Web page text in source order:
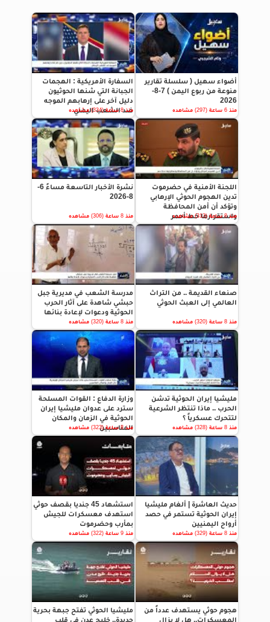
أضواء سهيل ( سلسلة تقارير
منوعة من ربوع اليمن ) 7-8-
2026
منذ 6 ساعة (297) مشاهده
السفارة الأمريكية : الهجمات
الجبانة التي شنها الحوثيون
دليل آخر على إرهابهم الموجه
ضد الشعب اليمني
منذ 8 ساعة (334) مشاهده
اللجنة الأمنية في حضرموت
تدين الهجوم الحوثي الإرهابي
وتؤكد أن أمن المحافظة
واستقرارها خط أحمر
منذ 8 ساعة (313) مشاهده
نشرة الأخبار التاسعة مساءً 6-
8-2026
منذ 8 ساعة (306) مشاهده
صنعاء القديمة .. من التراث
العالمي إلى العبث الحوثي
منذ 8 ساعة (320) مشاهده
مدرسة الشعب في مديرية جبل
حبشي شاهدة على آثار الحرب
الحوثية ودعوات لإعادة بنائها
منذ 8 ساعة (320) مشاهده
مليشيا إيران الحوثية تدشن
الحرب .. ماذا تنتظر الشرعية
لتتحرك عسكرياً ؟
منذ 8 ساعة (328) مشاهده
وزارة الدفاع : القوات المسلحة
سترد على عدوان مليشيا إيران
الحوثية في الزمان والمكان
المناسبين
منذ 8 ساعة (323) مشاهده
حديث العاشرة | ألغام مليشيا
إيران الحوثية تستمر في حصد
أرواح اليمنيين
منذ 8 ساعة (329) مشاهده
استشهاد 45 جنديا بقصف حوثي
استهدف معسكرات للجيش
بمأرب وحضرموت
منذ 9 ساعة (322) مشاهده
هجوم حوثي يستهدف عدداً من
المعسكرات.. هل لا يزال
مليشيا الحوثي تفتح جبهة بحرية
جديدة.. خليج عدن في قلب